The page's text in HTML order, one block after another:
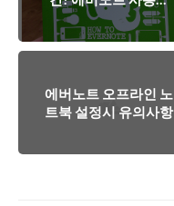
명서 도착했습니다~
에버노트 오프라인 노
트북 설정시 유의사항